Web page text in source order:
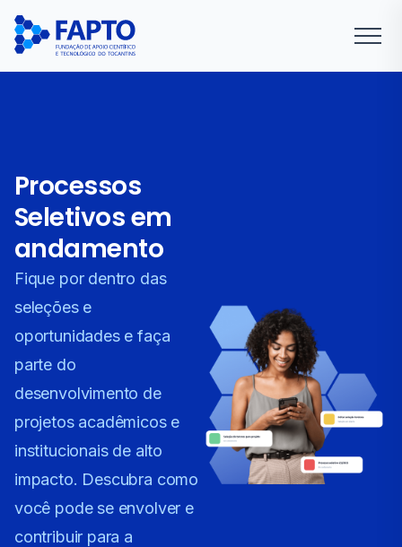
Processos
Seletivos em
andamento
Fique por dentro das
seleções e
oportunidades e faça
parte do
desenvolvimento de
projetos acadêmicos e
institucionais de alto
impacto. Descubra como
você pode se envolver e
contribuir para a